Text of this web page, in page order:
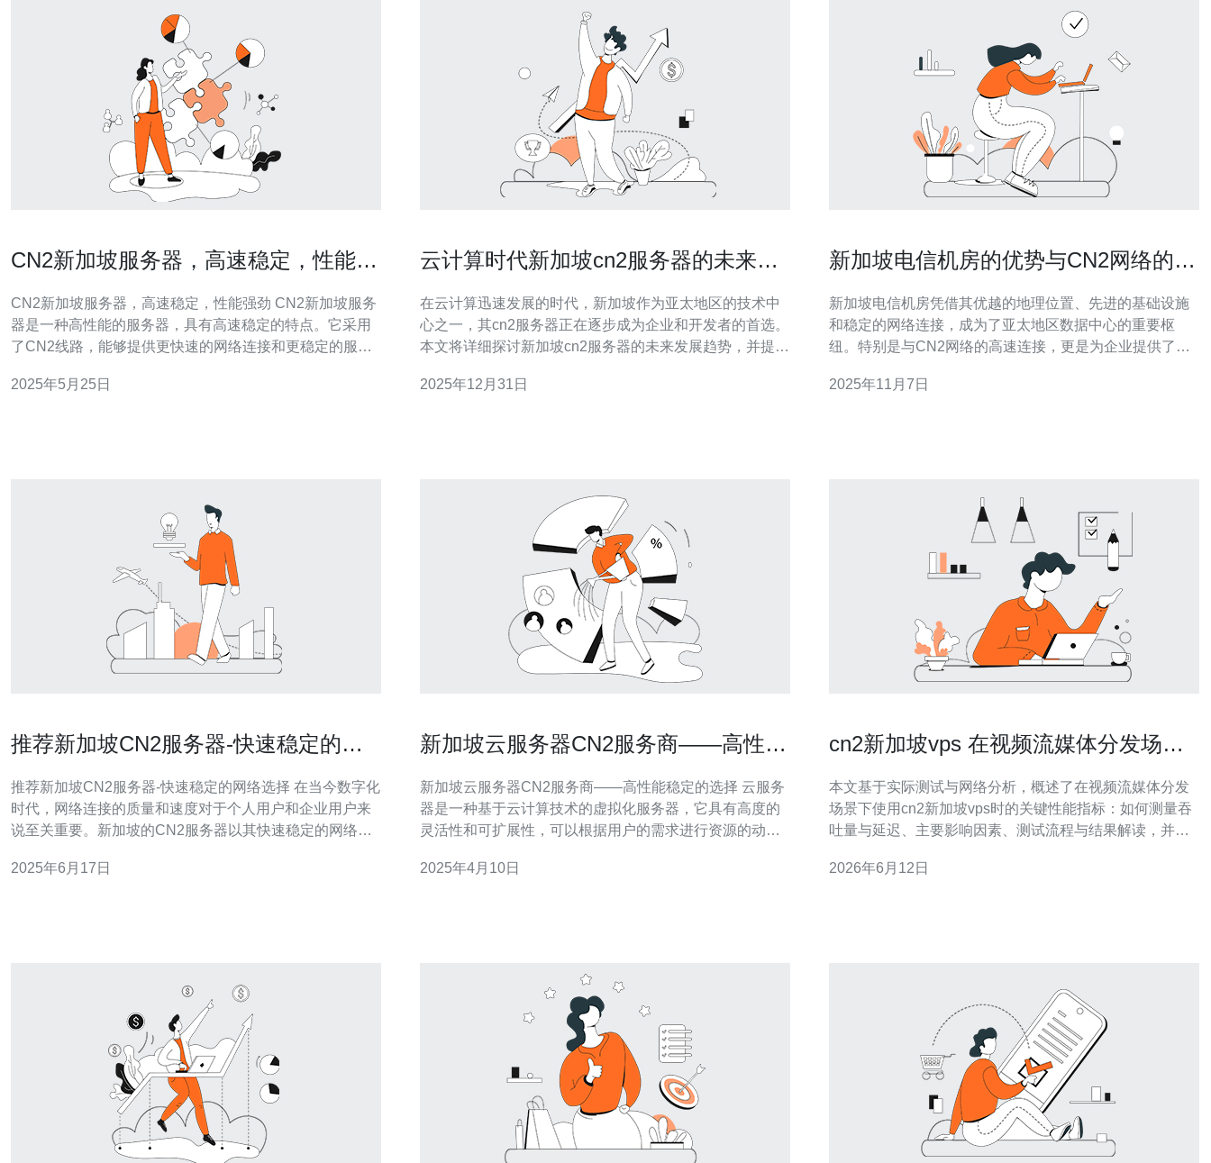
CN2新加坡服务器，高速稳定，性能强
CN2新加坡服务器，高速稳定，性能强劲 CN2新加坡服务
器是一种高性能的服务器，具有高速稳定的特点。它采用
了CN2线路，能够提供更快速的网络连接和更稳定的服
采用了先进的网络技术和设备，可以实现高速稳定的数据
2025年5月25日
云计算时代新加坡cn2服务器的未来发
在云计算迅速发展的时代，新加坡作为亚太地区的技术中
心之一，其cn2服务器正在逐步成为企业和开发者的首选。
本文将详细探讨新加坡cn2服务器的未来发展趋势，并提供
cn2服务器的基础知识 cn2服务器是中国电信的一种专线服
2025年12月31日
新加坡电信机房的优势与CN2网络的高
新加坡电信机房凭借其优越的地理位置、先进的基础设施
和稳定的网络连接，成为了亚太地区数据中心的重要枢
纽。特别是与CN2网络的高速连接，更是为企业提供了极
房的多方面优势，以及它如何通过CN2网络实现快速、稳
2025年11月7日
推荐新加坡CN2服务器-快速稳定的网
推荐新加坡CN2服务器-快速稳定的网络选择 在当今数字化
时代，网络连接的质量和速度对于个人用户和企业用户来
说至关重要。新加坡的CN2服务器以其快速稳定的网络连
CN2服务器的优势，以及为什么它是您的最佳网络选择。
2025年6月17日
新加坡云服务器CN2服务商——高性能
新加坡云服务器CN2服务商——高性能稳定的选择 云服务
器是一种基于云计算技术的虚拟化服务器，它具有高度的
灵活性和可扩展性，可以根据用户的需求进行资源的动态
基础设施和稳定的网络环境，因此成为了众多企业和个人
2025年4月10日
cn2新加坡vps 在视频流媒体分发场景
本文基于实际测试与网络分析，概述了在视频流媒体分发
场景下使用cn2新加坡vps时的关键性能指标：如何测量吞
吐量与延迟、主要影响因素、测试流程与结果解读，并给
带宽与吞吐量可以支撑常见视频码率？ 在面向全球或亚太
2026年6月12日